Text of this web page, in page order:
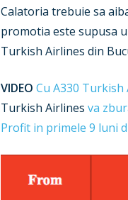
Calatoria trebuie sa
promotia este supusa
Turkish Airlines din
VIDEO Cu A330
Turkish Airlines va
Profit in primele 9 luni